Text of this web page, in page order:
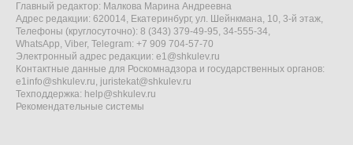
Главный редактор: Малкова Марина Андреевна
Адрес редакции: 620014, Екатеринбург, ул. Шейнкмана, 10, 3-й этаж,
Телефоны (круглосуточно): 8 (343) 379-49-95, 34-555-34,
WhatsApp, Viber, Telegram: +7 909 704-57-70
Электронный адрес редакции: e1@shkulev.ru
Контактные данные для Роскомнадзора и государственных органов:
e1info@shkulev.ru, juristekat@shkulev.ru
Техподдержка: help@shkulev.ru
Рекомендательные системы